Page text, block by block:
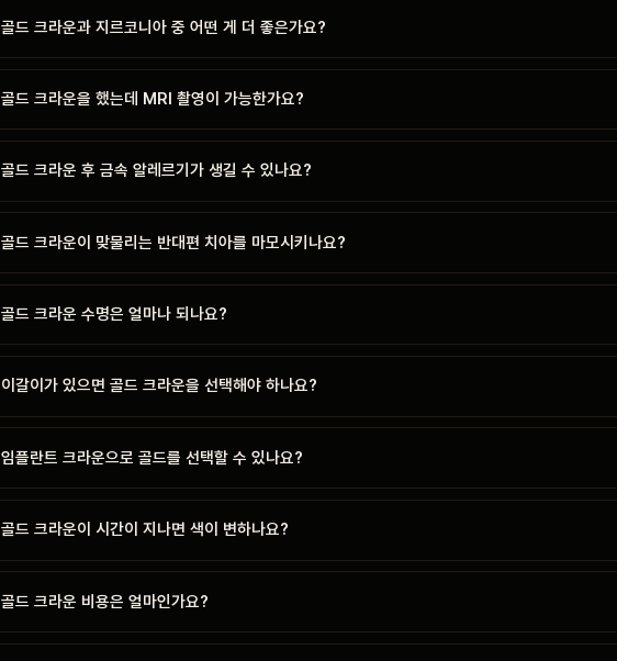
골드 크라운과 지르코니아 중 어떤 게 더 좋은가요?
골드 크라운을 했는데 MRI 촬영이 가능한가요?
골드 크라운 후 금속 알레르기가 생길 수 있나요?
골드 크라운이 맞물리는 반대편 치아를 마모시키나요?
골드 크라운 수명은 얼마나 되나요?
이갈이가 있으면 골드 크라운을 선택해야 하나요?
임플란트 크라운으로 골드를 선택할 수 있나요?
골드 크라운이 시간이 지나면 색이 변하나요?
골드 크라운 비용은 얼마인가요?